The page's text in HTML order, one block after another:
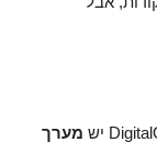
מערך